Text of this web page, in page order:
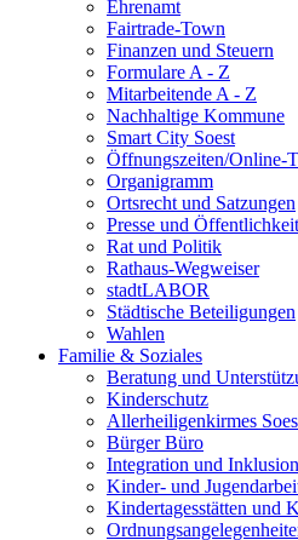
Ehrenamt
Fairtrade-Town
Finanzen und Steuern
Formulare A - Z
Mitarbeitende A - Z
Nachhaltige Kommune
Smart City Soest
Öffnungszeiten/Online-
Organigramm
Ortsrecht und Satzungen
Presse und
Rat und Politik
Rathaus-Wegweiser
stadtLABOR
Städtische Beteiligungen
Wahlen
Familie & Soziales
Beratung und
Kinderschutz
Allerheiligenkirmes
Bürger Büro
Integration und Inklusion
Kinder- und
Kindertagesstätten und